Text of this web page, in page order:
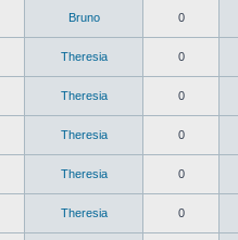
Bruno 0
Theresia 0
Theresia 0
Theresia 0
Theresia 0
Theresia 0